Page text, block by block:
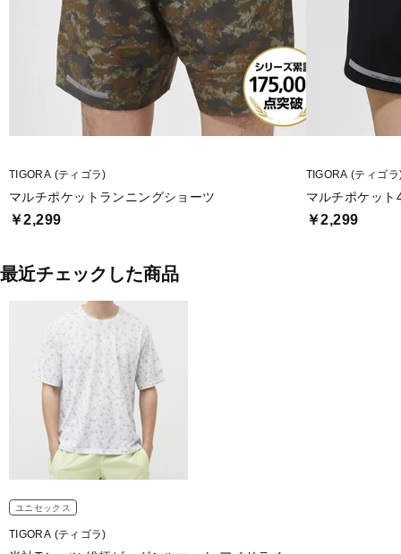
TIGORA (ティゴラ)
マルチポケットランニングショーツ
￥2,299
TIGORA (ティゴ
マルチポケッ
￥2,299
最近チェックした商品
ユニセックス
TIGORA (ティゴラ)